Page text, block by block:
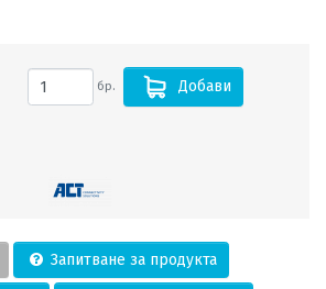
бр. Добави
Запитване за продукта